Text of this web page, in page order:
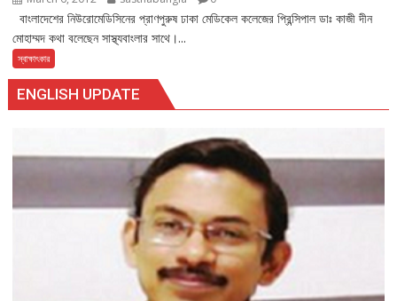
বাংলাদেশের নিউরোমেডিসিনের প্রাণপুরুষ ঢাকা মেডিকেল কলেজের প্রিন্সিপাল ডাঃ কাজী দীন
মোহাম্মদ কথা বলেছেন সাস্থ্যবাংলার সাথে।...
স্বাক্ষাৎকার
ENGLISH UPDATE